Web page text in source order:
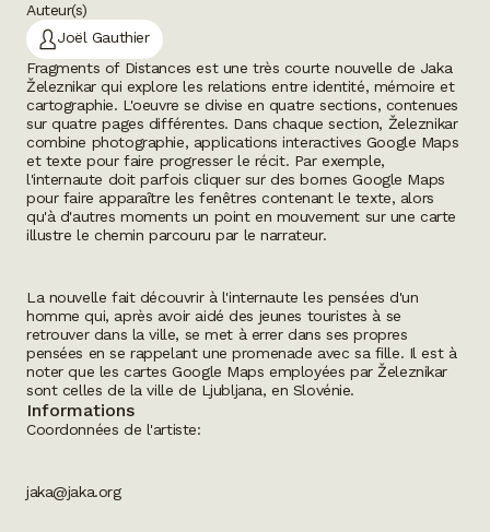
Auteur(s)
Joël Gauthier
Fragments of Distances est une très courte nouvelle de Jaka
Železnikar qui explore les relations entre identité, mémoire et
cartographie. L'oeuvre se divise en quatre sections, contenues
sur quatre pages différentes. Dans chaque section, Železnikar
combine photographie, applications interactives Google Maps
et texte pour faire progresser le récit. Par exemple,
l'internaute doit parfois cliquer sur des bornes Google Maps
pour faire apparaître les fenêtres contenant le texte, alors
qu'à d'autres moments un point en mouvement sur une carte
illustre le chemin parcouru par le narrateur.
La nouvelle fait découvrir à l'internaute les pensées d'un
homme qui, après avoir aidé des jeunes touristes à se
retrouver dans la ville, se met à errer dans ses propres
pensées en se rappelant une promenade avec sa fille. Il est à
noter que les cartes Google Maps employées par Železnikar
sont celles de la ville de Ljubljana, en Slovénie.
Informations
Coordonnées de l'artiste:
jaka@jaka.org